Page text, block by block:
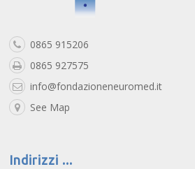
0865 915206
0865 927575
info@fondazioneneuromed.it
See Map
Indirizzi